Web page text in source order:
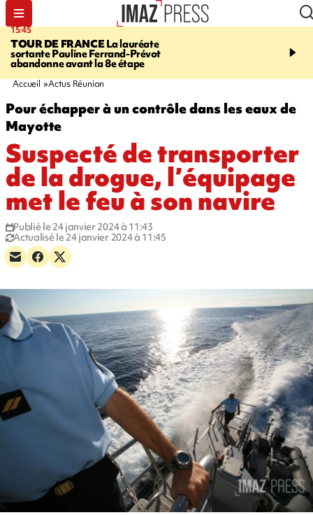
15:45
TOUR DE FRANCELa lauréate
sortante Pauline Ferrand-Prévot
abandonne avant la 8e étape
20:17
routière, concours de
Accueil Actus Réunion
Pour échapper à un contrôle dans les eaux de
Mayotte
Suspecté de transporter
de la drogue, l’équipage
met le feu à son navire
Publié le 24 janvier 2024 à 11:43
Actualisé le 24 janvier 2024 à 11:45